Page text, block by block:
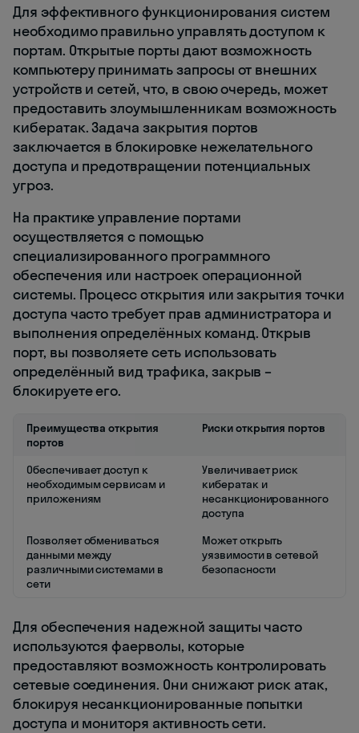
Для эффективного функционирования систем
необходимо правильно управлять доступом к
портам. Открытые порты дают возможность
компьютеру принимать запросы от внешних
устройств и сетей, что, в свою очередь, может
предоставить злоумышленникам возможность
кибератак. Задача закрытия портов
заключается в блокировке нежелательного
доступа и предотвращении потенциальных
угроз.
На практике управление портами
осуществляется с помощью
специализированного программного
обеспечения или настроек операционной
системы. Процесс открытия или закрытия точки
доступа часто требует прав администратора и
выполнения определённых команд. Открыв
порт, вы позволяете сеть использовать
определённый вид трафика, закрыв –
блокируете его.
Преимущества открытия
портов
Риски открытия портов
Обеспечивает доступ к
необходимым сервисам и
приложениям
Увеличивает риск
кибератак и
несанкционированного
доступа
Позволяет обмениваться
данными между
различными системами в
сети
Может открыть
уязвимости в сетевой
безопасности
Для обеспечения надежной защиты часто
используются фаерволы, которые
предоставляют возможность контролировать
сетевые соединения. Они снижают риск атак,
блокируя несанкционированные попытки
доступа и мониторя активность сети.